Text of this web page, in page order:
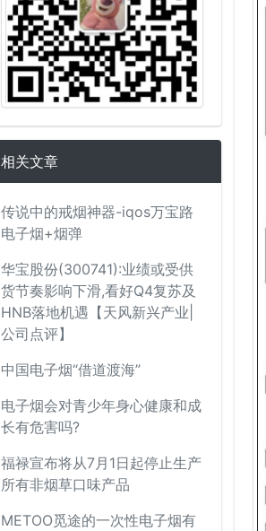
相关文章
传说中的戒烟神器-iqos万宝路
电子烟+烟弹
华宝股份(300741):业绩或受供
货节奏影响下滑,看好Q4复苏及
HNB落地机遇【天风新兴产业|
公司点评】
中国电子烟“借道渡海”
电子烟会对青少年身心健康和成
长有危害吗?
福禄宣布将从7月1日起停止生产
所有非烟草口味产品
METOO觅途的一次性电子烟有